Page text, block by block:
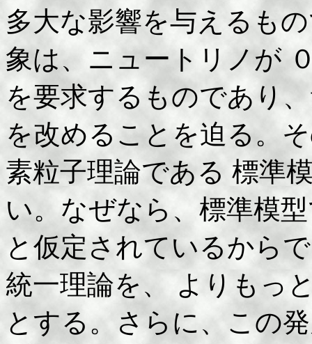
多大な影響を与えるも
象は、ニュートリノが
を要求するものであり
を改めることを迫る。
素粒子理論である 標準
い。なぜなら、標準模
と仮定されているから
統一理論を、 よりもっ
とする。さらに、この